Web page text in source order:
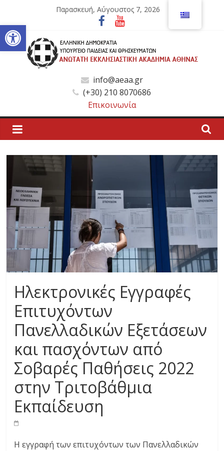
Ανοίξτε τη γραμμή εργαλείων
περιεχόμενο
Παρασκευή, Αύγουστος 7, 2026
Ανώτατη
Εκκλησιαστική
Ακαδημία
Αθηνών
Ανώτατη
Εκκλησιαστική
Ακαδημία
Αθηνών
info@aeaa.gr
(+30) 210 8070686
Επικοινωνία
Ηλεκτρονικές Εγγραφές
Επιτυχόντων
Πανελλαδικών Εξετάσεων
και πασχόντων από
Σοβαρές Παθήσεις 2022
στην Τριτοβάθμια
Εκπαίδευση
Η εγγραφή των επιτυχόντων των Πανελλαδικών